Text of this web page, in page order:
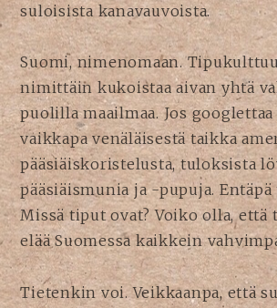
suloisista kanavauvoista.
Suomi, nimenomaan.
nimittäin kukoistaa aivan yhtä
puolilla maailmaa. Jos
vaikkapa venäläisestä taikka
pääsiäiskoristelusta, tuloksista
pääsiäismunia ja -pupuja.
Missä tiput ovat? Voiko olla,
elää Suomessa kaikkein
Tietenkin voi. Veikkaanpa, että